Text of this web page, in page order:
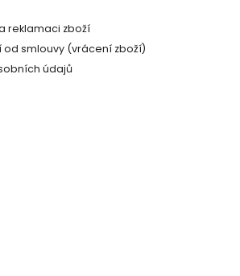
reklamaci zboží
od smlouvy (vrácení zboží)
údajů